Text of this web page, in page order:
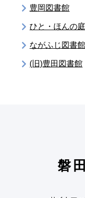
豊岡図書館
ひと・ほんの
ながふじ図書館
(旧)豊田図書館
磐